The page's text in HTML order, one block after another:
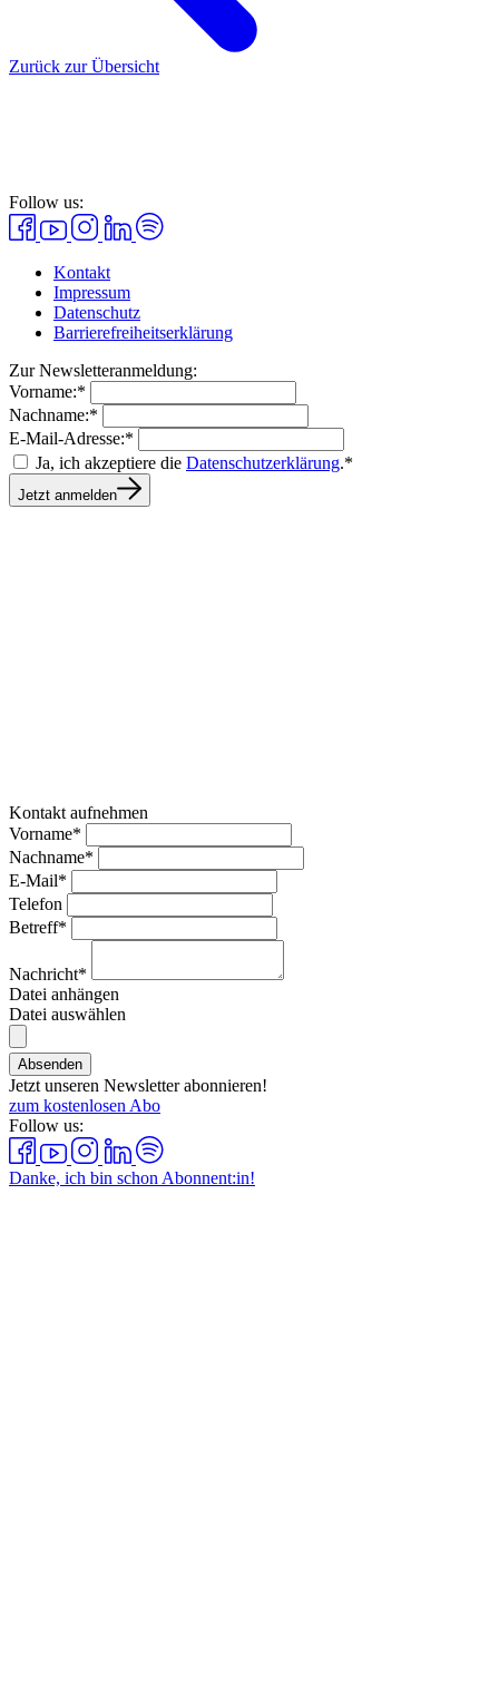
Zurück zur Übersicht
Follow us:
Kontakt
Impressum
Datenschutz
Barrierefreiheitserklärung
Zur Newsletteranmeldung:
Vorname:*
Nachname:*
E-Mail-Adresse:*
Ja, ich akzeptiere die Datenschutzerklärung.*
Jetzt anmelden
Kontakt aufnehmen
Vorname*
Nachname*
E-Mail*
Telefon
Betreff*
Nachricht*
Datei anhängen
Datei auswählen
Absenden
Jetzt unseren Newsletter abonnieren!
zum kostenlosen Abo
Follow us:
Danke, ich bin schon Abonnent:in!